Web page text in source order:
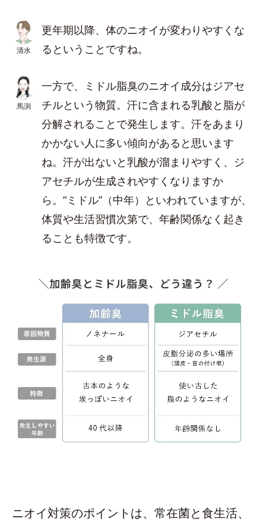
清水
更年期以降、体のニオイが変わりやすくな
るということですね。
馬渕
一方で、ミドル脂臭のニオイ成分はジアセ
チルという物質。汗に含まれる乳酸と脂が
分解されることで発生します。汗をあまり
かかない人に多い傾向があると思います
ね。汗が出ないと乳酸が溜まりやすく、ジ
アセチルが生成されやすくなりますか
ら。“ミドル”（中年）といわれていますが、
体質や生活習慣次第で、年齢関係なく起き
ることも特徴です。
ニオイ対策のポイントは、常在菌と食生活、